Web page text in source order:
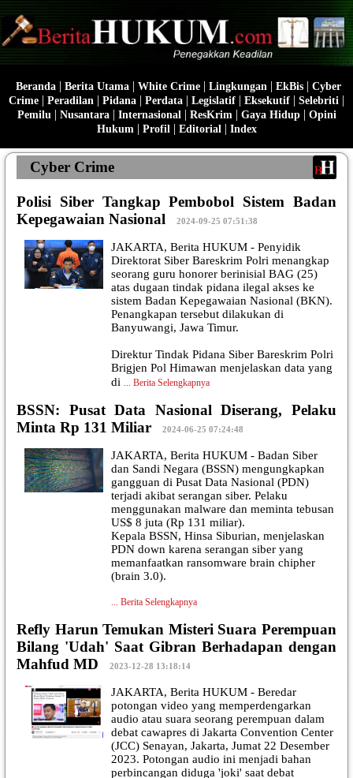
Beranda| Berita Utama| White Crime| Lingkungan | EkBis| Cyber
Crime | Peradilan | Pidana | Perdata | Legislatif | Eksekutif | Selebriti |
Pemilu | Nusantara| Internasional | ResKrim | Gaya Hidup| Opini
Hukum | Profil | Editorial | Index
Cyber Crime
Polisi Siber Tangkap Pembobol Sistem Badan
Kepegawaian Nasional
2024-09-25 07:51:38
JAKARTA, Berita HUKUM - Penyidik
Direktorat Siber Bareskrim Polri menangkap
seorang guru honorer berinisial BAG (25)
atas dugaan tindak pidana ilegal akses ke
sistem Badan Kepegawaian Nasional (BKN).
Penangkapan tersebut dilakukan di
Banyuwangi, Jawa Timur.
Direktur Tindak Pidana Siber Bareskrim Polri
Brigjen Pol Himawan menjelaskan data yang
di
Berita Selengkapnya
BSSN: Pusat Data Nasional Diserang, Pelaku
Minta Rp 131 Miliar
2024-06-25 07:24:48
JAKARTA, Berita HUKUM - Badan Siber
dan Sandi Negara (BSSN) mengungkapkan
gangguan di Pusat Data Nasional (PDN)
terjadi akibat serangan siber. Pelaku
menggunakan malware dan meminta tebusan
US$ 8 juta (Rp 131 miliar).
Kepala BSSN, Hinsa Siburian, menjelaskan
PDN down karena serangan siber yang
memanfaatkan ransomware brain chipher
(brain 3.0).
Berita Selengkapnya
Refly Harun Temukan Misteri Suara Perempuan
Bilang 'Udah' Saat Gibran Berhadapan dengan
Mahfud MD
2023-12-28 13:18:14
JAKARTA, Berita HUKUM - Beredar
potongan video yang memperdengarkan
audio atau suara seorang perempuan dalam
debat cawapres di Jakarta Convention Center
(JCC) Senayan, Jakarta, Jumat 22 Desember
2023. Potongan audio ini menjadi bahan
perbincangan diduga 'joki' saat debat